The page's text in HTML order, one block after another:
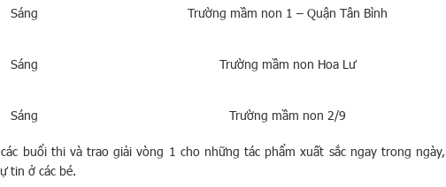
Sáng Trường mầm non 1 – Quận Tân Bình
Sáng Trường mầm non Hoa Lư
Sáng Trường mầm non 2/9
buổi thi và trao giải vòng 1 cho những tác phẩm xuất sắc ngay trong ngày,
tin ở các bé.